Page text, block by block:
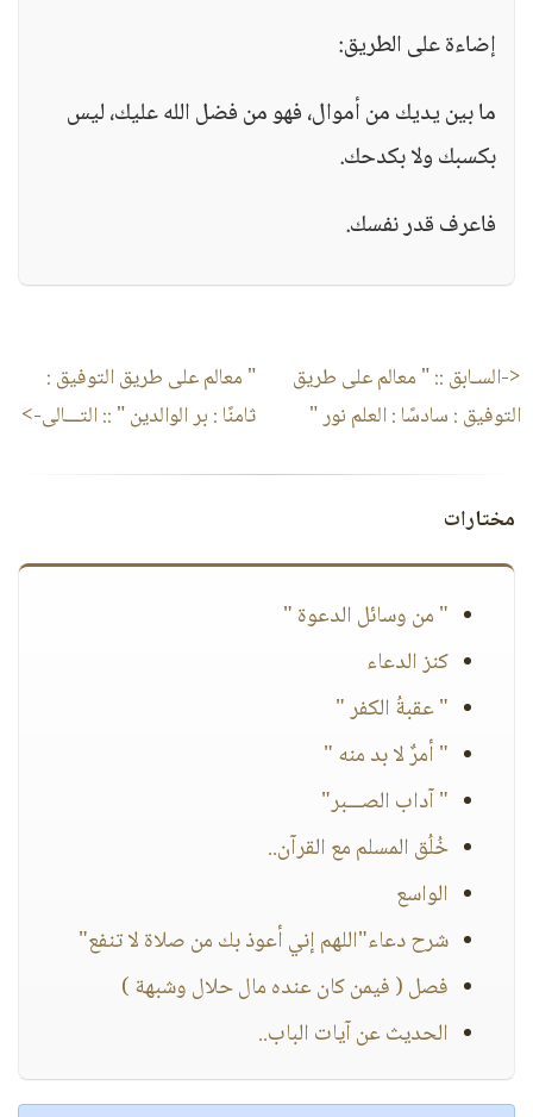
إضاءة على الطريق:
ما بين يديك من أموال، فهو من فضل الله عليك، ليس
بكسبك ولا بكدحك.
فاعرف قدر نفسك.
<-السـابق ::" معالم على طريق
التوفيق : سادسًا : العلم نور "
" معالم على طريق التوفيق :
ثامنًا : بر الوالدين " :: التـــالى->
مختارات
" من وسائل الدعوة "
كنز الدعاء
" عقبةُ الكفر "
" أمرٌ لا بد منه "
" آداب الصـــبر"
خُلُق المسلم مع القرآن..
الواسع
شرح دعاء"اللهم إني أعوذ بك من صلاة لا تنفع"
فصل ( فيمن كان عنده مال حلال وشبهة )
الحديث عن آيات الباب..